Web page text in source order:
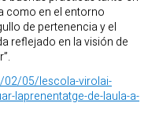
como en el entorno
de pertenencia y el
reflejado en la visión de
05/lescola-virolai-
laprenentatge-de-laula-a-